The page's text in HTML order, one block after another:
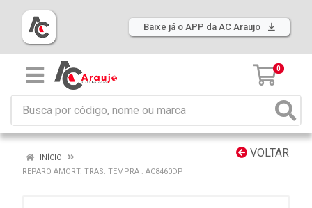
Baixe já o APP da AC Araujo
0
VOLTAR
INÍCIO
REPARO AMORT. TRAS. TEMPRA : AC8460DP